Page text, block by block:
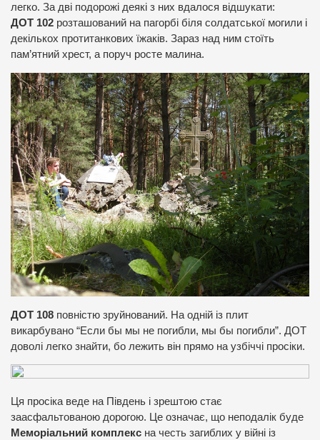
легко. За дві подорожі деякі з них вдалося відшукати:
ДОТ 102 розташований на пагорбі біля солдатської могили і
декількох протитанкових їжаків. Зараз над ним стоїть
пам’ятний хрест, а поруч росте малина.
ДОТ 108 повністю зруйнований. На одній із плит
викарбувано “Если бы мы не погибли, мы бы погибли”. ДОТ
доволі легко знайти, бо лежить він прямо на узбіччі просіки.
Ця просіка веде на Південь і зрештою стає
заасфальтованою дорогою. Це означає, що неподалік буде
Меморіальний комплекс на честь загиблих у війні із